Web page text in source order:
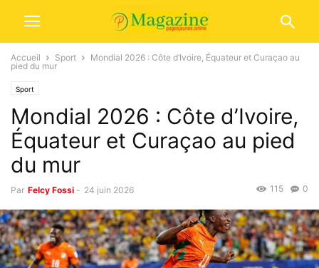
Accueil Sport
Mondial 2026 : Côte d’Ivoire, Équateur et Curaçao au
pied du mur
Sport
Mondial 2026 : Côte d’Ivoire,
Équateur et Curaçao au pied
du mur
Par Felcy Fossi - 24 juin 2026 0
115